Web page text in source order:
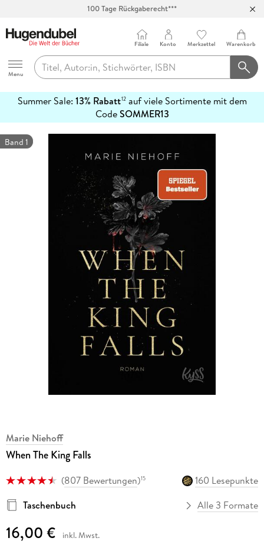
100 Tage Rückgaberecht***
Hugendubel
Menu
Filiale Konto Merkzettel Warenkorb
Summer Sale: 13% Rabatt12auf viele Sortimente mit dem
CodeSOMMER13
erfahren
Band 1
Marie Niehoff
When The King Falls
(807 Bewertungen)15
160 Lesepunkte
Taschenbuch
Alle 3 Formate
16,00 € inkl. Mwst.